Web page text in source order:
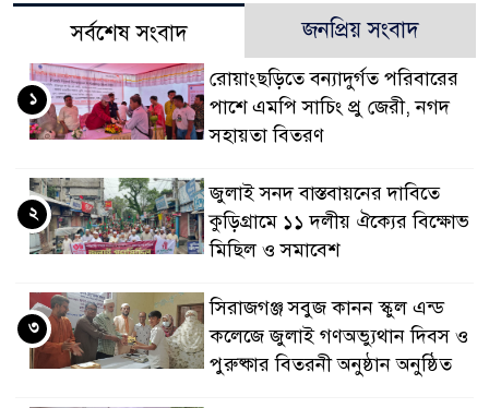
সর্বশেষ সংবাদ জনপ্রিয় সংবাদ
রোয়াংছড়িতে বন্যাদুর্গত পরিবারের
পাশে এমপি সাচিং প্রু জেরী, নগদ
সহায়তা বিতরণ
১
জুলাই সনদ বাস্তবায়নের দাবিতে
কুড়িগ্রামে ১১ দলীয় ঐক্যের বিক্ষোভ
মিছিল ও সমাবেশ
২
সিরাজগঞ্জ সবুজ কানন স্কুল এন্ড
কলেজে জুলাই গণঅভ্যুথান দিবস ও
পুরুষ্কার বিতরনী অনুষ্ঠান অনুষ্ঠিত
৩